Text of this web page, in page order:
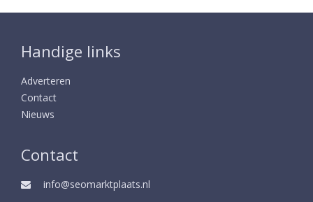
Handige links
Adverteren
Contact
Nieuws
Contact
info@seomarktplaats.nl